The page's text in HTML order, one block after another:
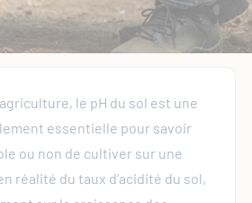
le pH du sol est une
essentielle pour savoir
ou non de cultiver sur une
réalité du taux d’acidité du sol,